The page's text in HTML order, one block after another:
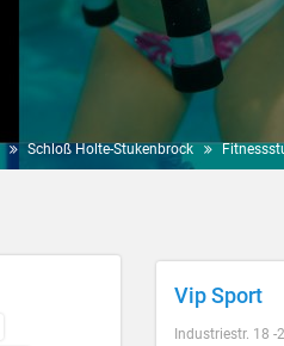
Schloß Holte-Stukenbrock
Vip Sport
Industriestr. 18 -